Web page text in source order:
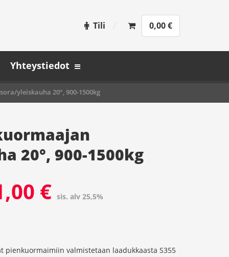
Tili 0,00€
Yhteystiedot
yleiskauha 20°, 900-1500kg
20°, 900-1500kg
€ sis. alv 25,5%
pienkuormaimiin valmistetaan laadukkaasta S355